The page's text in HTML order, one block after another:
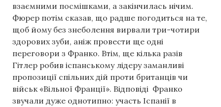
взаємними посмішками, а закінчилась нічим.
Фюрер потім сказав, що радше погодиться на те,
щоб йому без знеболення вирвали три-чотири
здорових зуби, аніж провести ще одні
переговори з Франко. Втім, ще кілька разів
Гітлер робив іспанському лідеру заманливі
пропозиції спільних дій проти британців чи
військ «Вільної Франції». Відповіді Франко
звучали дуже однотипно: участь Іспанії в